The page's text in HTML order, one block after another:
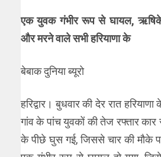
एक युवक गंभीर रूप से घायल,
और मरने वाले सभी हरियाणा के
बेबाक दुनिया ब्यूरो
हरिद्वार। बुधवार की देर रात
गांव के पांच युवकों की तेज रफ्तार
के पीछे घुस गई, जिससे चार की मौके